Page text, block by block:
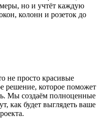
но и учтёт каждую
колонн и розеток до
не просто красивые
решение, которое поможет
Мы создаём полноценные
как будет выглядеть ваше